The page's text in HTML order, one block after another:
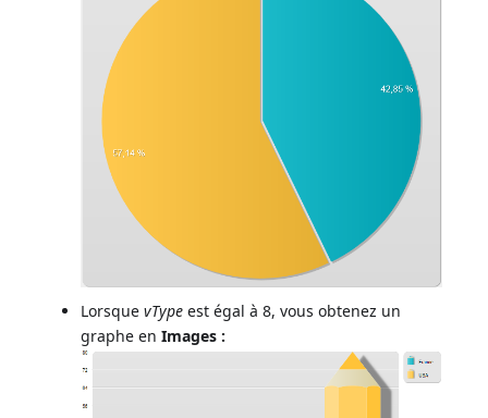
LorsquevType est égal à 8, vous obtenez un
graphe enImages :